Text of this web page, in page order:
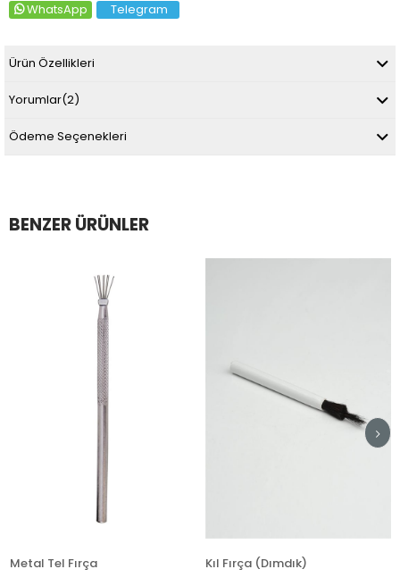
WhatsApp Telegram
Ürün Özellikleri
Yorumlar(2)
Ödeme Seçenekleri
BENZER ÜRÜNLER
Tel Fırça Kıl Fırça (Dımdık)